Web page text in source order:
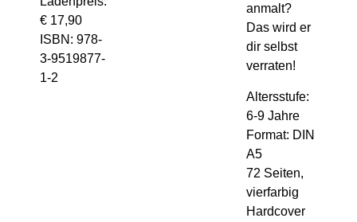
€ 17,90
ISBN: 978-
3-9519877-
1-2
anmalt?
Das wird er
dir selbst
verraten!
Altersstufe:
6-9 Jahre
Format: DIN
A5
72 Seiten,
vierfarbig
Hardcover